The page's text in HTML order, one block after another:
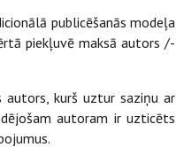
publicēšanās modeļa
piekļuvē maksā autors /-
autors, kurš uztur saziņu ar
autoram ir uzticēts